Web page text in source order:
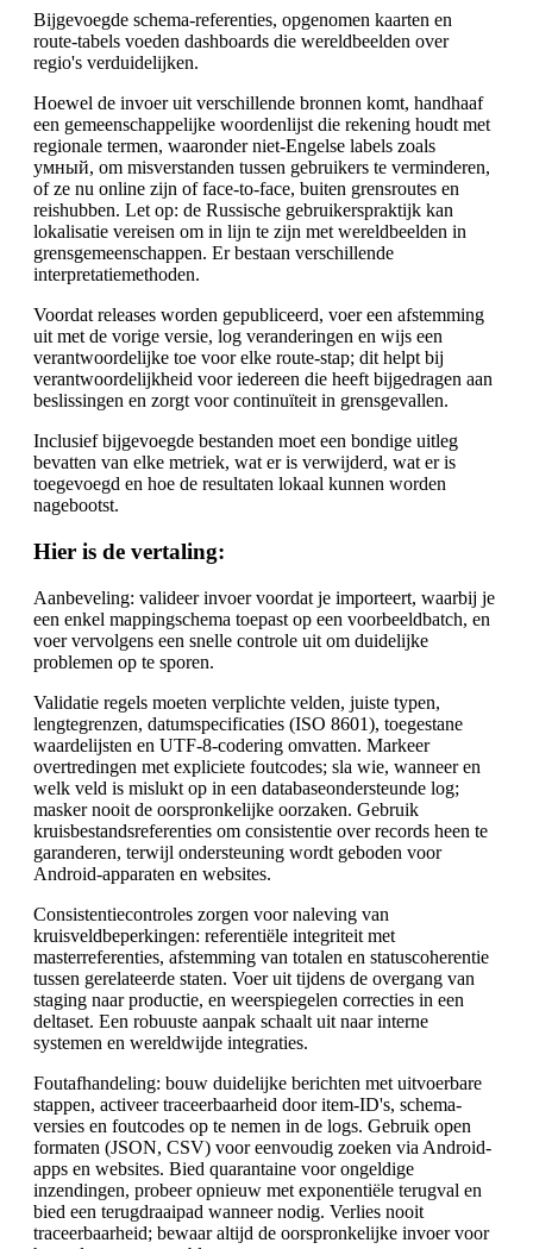
Bijgevoegde schema-referenties, opgenomen kaarten en
route-tabels voeden dashboards die wereldbeelden over
regio's verduidelijken.
Hoewel de invoer uit verschillende bronnen komt, handhaaf
een gemeenschappelijke woordenlijst die rekening houdt met
regionale termen, waaronder niet-Engelse labels zoals
умный, om misverstanden tussen gebruikers te verminderen,
of ze nu online zijn of face-to-face, buiten grensroutes en
reishubben. Let op: de Russische gebruikerspraktijk kan
lokalisatie vereisen om in lijn te zijn met wereldbeelden in
grensgemeenschappen. Er bestaan verschillende
interpretatiemethoden.
Voordat releases worden gepubliceerd, voer een afstemming
uit met de vorige versie, log veranderingen en wijs een
verantwoordelijke toe voor elke route-stap; dit helpt bij
verantwoordelijkheid voor iedereen die heeft bijgedragen aan
beslissingen en zorgt voor continuïteit in grensgevallen.
Inclusief bijgevoegde bestanden moet een bondige uitleg
bevatten van elke metriek, wat er is verwijderd, wat er is
toegevoegd en hoe de resultaten lokaal kunnen worden
nagebootst.
Hier is de vertaling:
Aanbeveling: valideer invoer voordat je importeert, waarbij je
een enkel mappingschema toepast op een voorbeeldbatch, en
voer vervolgens een snelle controle uit om duidelijke
problemen op te sporen.
Validatie regels moeten verplichte velden, juiste typen,
lengtegrenzen, datumspecificaties (ISO 8601), toegestane
waardelijsten en UTF-8-codering omvatten. Markeer
overtredingen met expliciete foutcodes; sla wie, wanneer en
welk veld is mislukt op in een databaseondersteunde log;
masker nooit de oorspronkelijke oorzaken. Gebruik
kruisbestandsreferenties om consistentie over records heen te
garanderen, terwijl ondersteuning wordt geboden voor
Android-apparaten en websites.
Consistentiecontroles zorgen voor naleving van
kruisveldbeperkingen: referentiële integriteit met
masterreferenties, afstemming van totalen en statuscoherentie
tussen gerelateerde staten. Voer uit tijdens de overgang van
staging naar productie, en weerspiegelen correcties in een
deltaset. Een robuuste aanpak schaalt uit naar interne
systemen en wereldwijde integraties.
Foutafhandeling: bouw duidelijke berichten met uitvoerbare
stappen, activeer traceerbaarheid door item-ID's, schema-
versies en foutcodes op te nemen in de logs. Gebruik open
formaten (JSON, CSV) voor eenvoudig zoeken via Android-
apps en websites. Bied quarantaine voor ongeldige
inzendingen, probeer opnieuw met exponentiële terugval en
bied een terugdraaipad wanneer nodig. Verlies nooit
traceerbaarheid; bewaar altijd de oorspronkelijke invoer voor